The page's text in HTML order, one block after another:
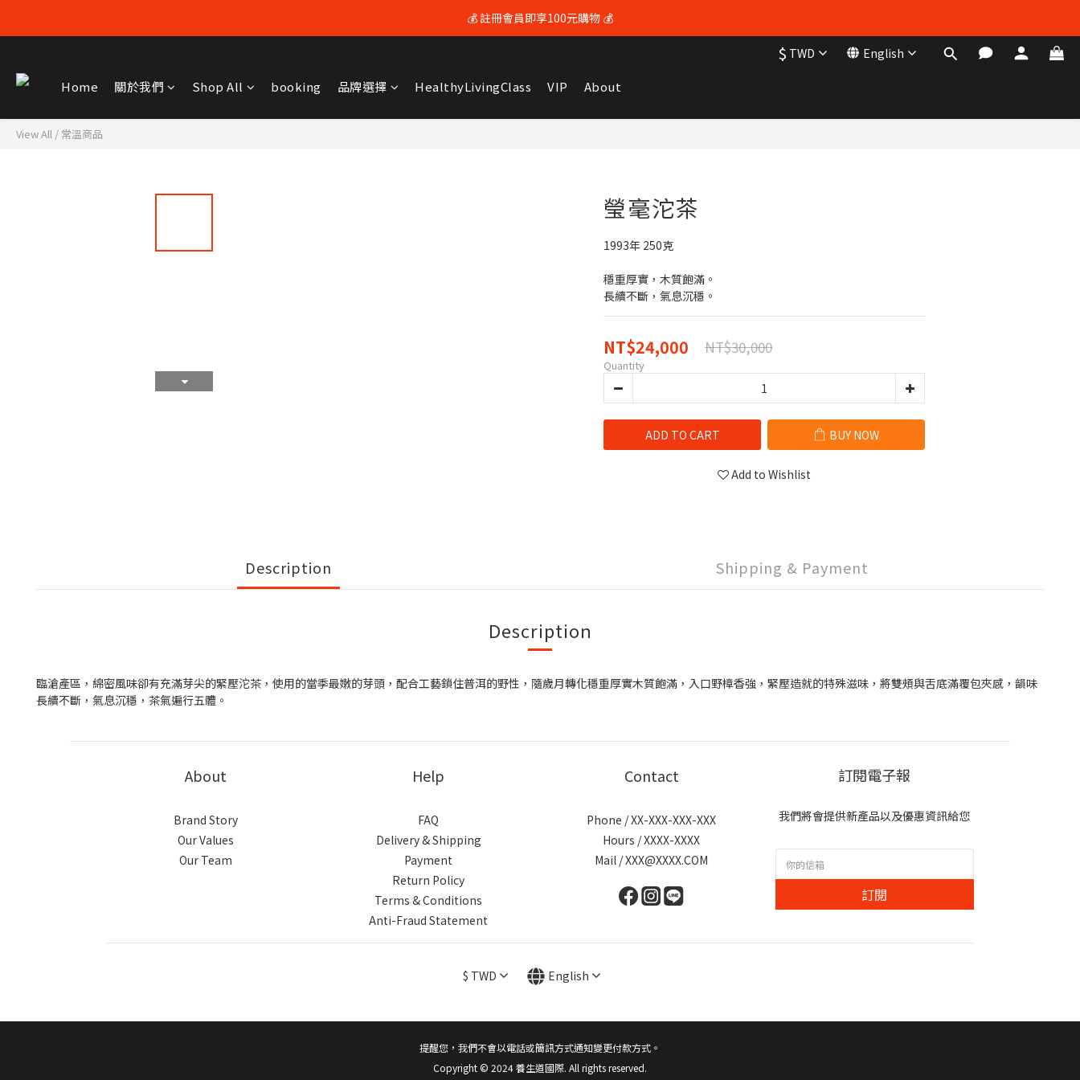
💰 註冊會員即享100元購物 💰
💰 註冊會員即享100元購物 💰
💰 註冊會員即享100元購物 💰
$ TWD English
Home 關於我們 Shop All booking 品牌選擇 HealthyLivingClass VIP About
View All / 常溫商品
瑩毫沱茶
1993年 250克
穩重厚實，木質飽滿。
長續不斷，氣息沉穩。
NT$24,000 NT$30,000
Quantity
ADD TO CART BUY NOW
Add to Wishlist
Description Shipping & Payment
Description
臨滄產區，綿密風味卻有充滿芽尖的緊壓沱茶，使用的當季最嫩的芽頭，配合工藝鎖住普洱的野性，隨歲月轉化穩重厚實木質飽滿，入口野樟香強，緊壓造就的特殊滋味，將雙頰與舌底滿覆包夾感，韻味
長續不斷，氣息沉穩，茶氣遍行五體。
About
Brand Story
Our Values
Our Team
Help
FAQ
Delivery & Shipping
Payment
Return Policy
Terms & Conditions
Anti-Fraud Statement
Contact
Phone / XX-XXX-XXX-XXX
Hours / XXXX-XXXX
Mail / XXX@XXXX.COM
訂閱電子報
我們將會提供新產品以及優惠資訊給您
訂閱
$ TWD English
提醒您，我們不會以電話或簡訊方式通知變更付款方式。
Copyright © 2024 養生道國際. All rights reserved.